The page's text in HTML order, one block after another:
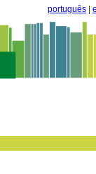
português